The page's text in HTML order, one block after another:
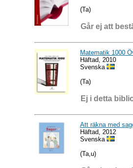
(Ta)
Går ej att
Matematik 1000
Häftad, 2010
Svenska
(Ta)
Ej i detta
Att räkna med
Häftad, 2012
Svenska
(Ta,u)